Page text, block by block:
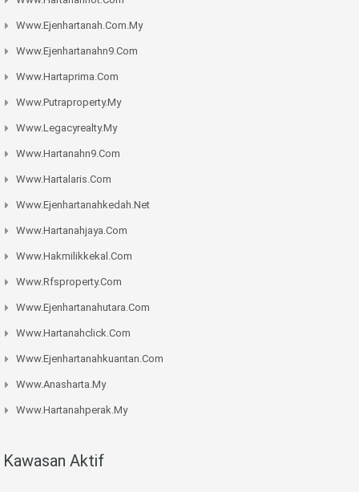
Www.ejenhartanah.com.my
Www.ejenhartanahn9.com
Www.hartaprima.com
Www.putraproperty.my
Www.legacyrealty.my
Www.hartanahn9.com
Www.hartalaris.com
Www.ejenhartanahkedah.net
Www.hartanahjaya.com
Www.hakmilikkekal.com
Www.rfsproperty.com
Www.ejenhartanahutara.com
Www.hartanahclick.com
Www.ejenhartanahkuantan.com
Www.anasharta.my
Www.hartanahperak.my
Kawasan Aktif